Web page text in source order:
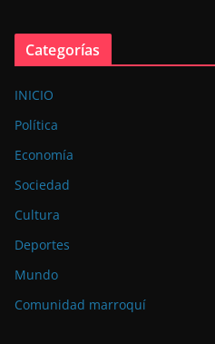
Categorías
INICIO
Política
Economía
Sociedad
Cultura
Deportes
Mundo
Comunidad marroquí